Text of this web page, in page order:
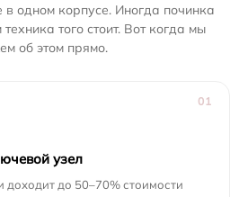
в одном корпусе. Иногда починка
того стоит. Вот когда мы
об этом прямо.
01
узел
доходит до 50–70% стоимости